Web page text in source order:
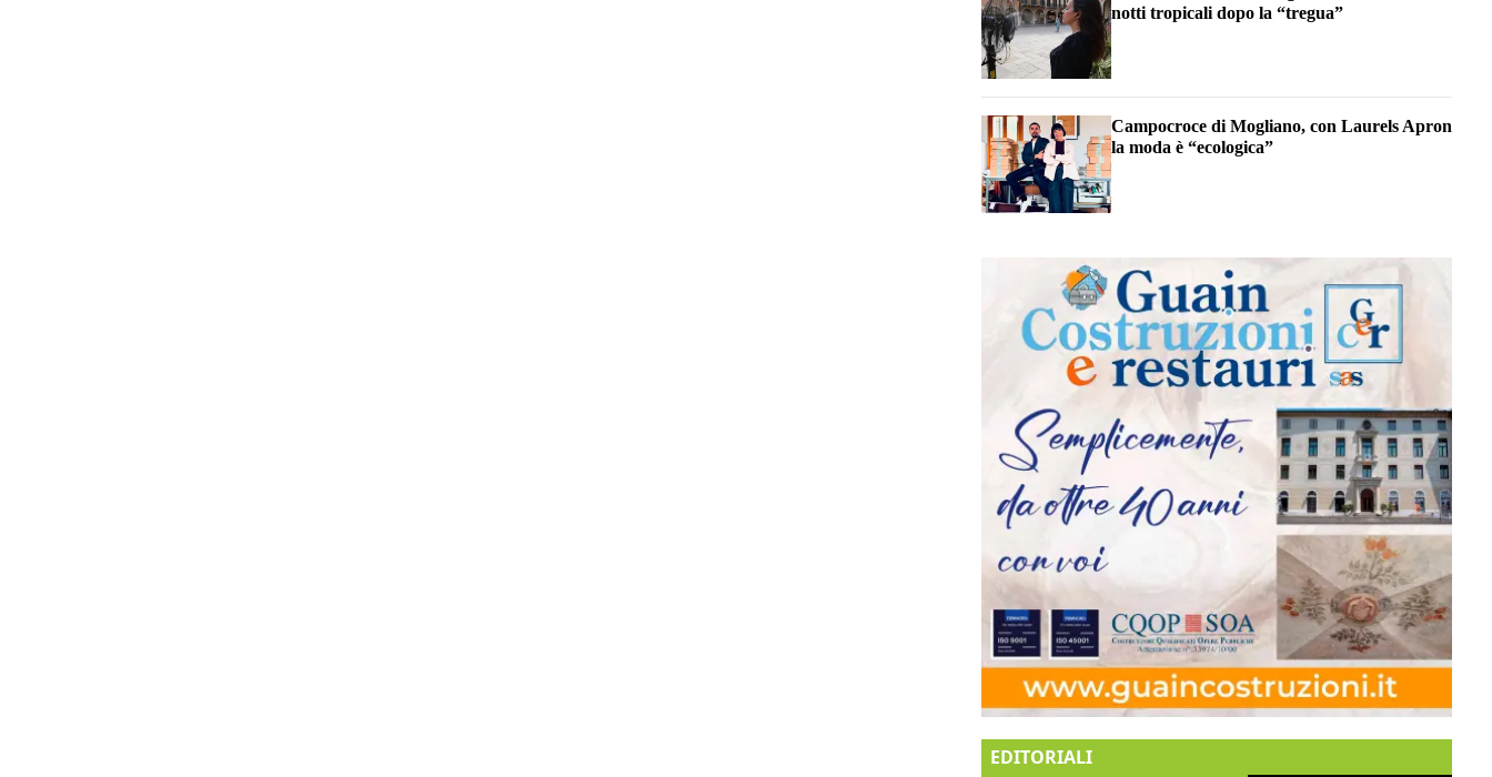
notti tropicali dopo la “tregua”
Campocroce di Mogliano, con Laurels Apron
la moda è “ecologica”
EDITORIALI